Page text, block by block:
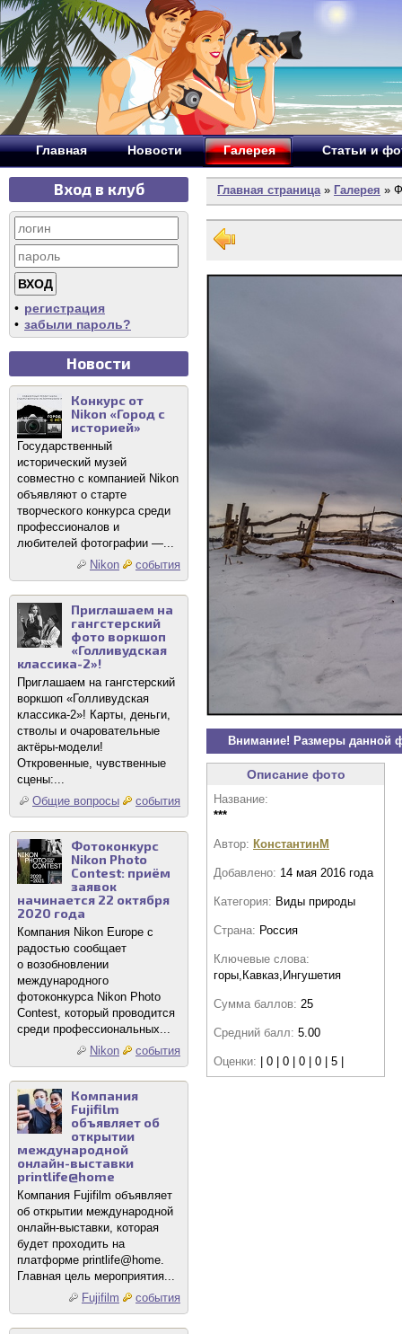
Главная Новости Галерея Статьи и
Вход в клуб
• регистрация
• забыли пароль?
Новости
Конкурс от
Nikon «Город с
историей»
Государственный
исторический музей
совместно с компанией Nikon
объявляют о старте
творческого конкурса среди
профессионалов и
любителей фотографии —...
Nikon
события
Приглашаем на
гангстерский
фото воркшоп
«Голливудская
классика-2»!
Приглашаем на гангстерский
воркшоп «Голливудская
классика-2»! Карты, деньги,
стволы и очаровательные
актёры-модели!
Откровенные, чувственные
сцены:...
Общие вопросы
события
Фотоконкурс
Nikon Photo
Contest: приём
заявок
начинается 22 октября
2020 года
Компания Nikon Europe с
радостью сообщает
о возобновлении
международного
фотоконкурса Nikon Photo
Contest, который проводится
среди профессиональных...
Nikon
события
Компания
Fujifilm
объявляет об
открытии
международной
онлайн-выставки
printlife@home
Компания Fujifilm объявляет
об открытии международной
онлайн-выставки, которая
будет проходить на
платформе printlife@home.
Главная цель мероприятия...
Fujifilm
события
Главная страница» Галерея »
Внимание! Размеры данной
Описание фото
Название:
***
Автор: КонстантинМ
Добавлено: 14 мая 2016 года
Категория: Виды природы
Страна: Россия
Ключевые слова:
горы,Кавказ,Ингушетия
Сумма баллов: 25
Средний балл: 5.00
Оценки: | 0 | 0 | 0 | 0 | 5 |